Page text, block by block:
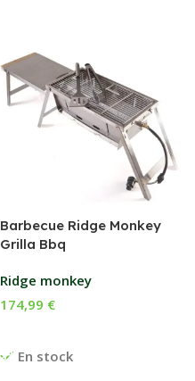
Barbecue Ridge Monkey
Grilla Bbq
Ridge monkey
En stock
174,99 €